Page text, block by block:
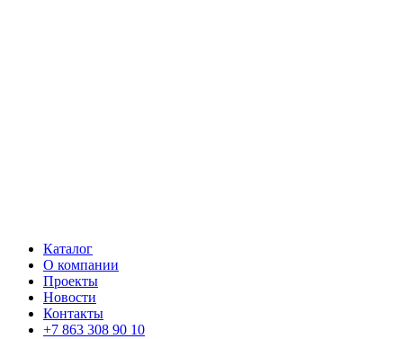
Каталог
О компании
Проекты
Новости
Контакты
+7 863 308 90 10